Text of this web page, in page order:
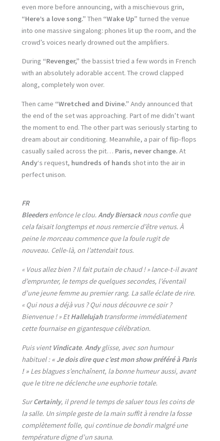
even more before announcing, with a mischievous grin,
“Here’s a love song.” Then “Wake Up” turned the venue
into one massive singalong: phones lit up the room, and the
crowd’s voices nearly drowned out the amplifiers.
During “Revenger,” the bassist tried a few words in French
with an absolutely adorable accent. The crowd clapped
along, completely won over.
Then came “Wretched and Divine.” Andy announced that
the end of the set was approaching. Part of me didn’t want
the moment to end. The other part was seriously starting to
dream about air conditioning. Meanwhile, a pair of flip-flops
casually sailed across the pit… Paris, never change. At
Andy‘s request, hundreds of hands shot into the air in
perfect unison.
FR
Bleedersenfonce le clou.Andy Biersacknous confie que
cela faisait longtemps et nous remercie d’être venus. À
peine le morceau commence que la foule rugit de
nouveau. Celle-là, on l’attendait tous.
« Vous allez bien ? Il fait putain de chaud ! » lance-t-il avant
d’emprunter, le temps de quelques secondes, l’éventail
d’une jeune femme au premier rang. La salle éclate de rire.
« Qui nous a déjà vus ? Qui nous découvre ce soir ?
Bienvenue ! » EtHallelujahtransforme immédiatement
cette fournaise en gigantesque célébration.
Puis vient Vindicate. Andyglisse, avec son humour
habituel : « Je dois dire que c’est mon show préféré à Paris
! » Les blagues s’enchaînent, la bonne humeur aussi, avant
que le titre ne déclenche une euphorie totale.
SurCertainly, il prend le temps de saluer tous les coins de
la salle. Un simple geste de la main suffit à rendre la fosse
complètement folle, qui continue de bondir malgré une
température digne d’un sauna.